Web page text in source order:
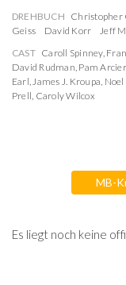
DREHBUCH Christopher
Geiss
David Korr
Jeff
CAST Caroll Spinney,
David Rudman, Pam
Earl,James J. Kroupa,
Prell, Caroly Wilcox
MB-
Es liegt noch keine